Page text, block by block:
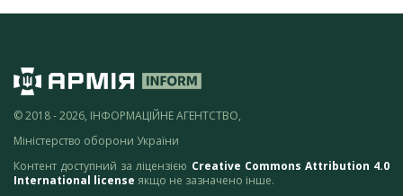
© 2018 - 2026, ІНФОРМАЦІЙНЕ АГЕНТСТВО,
Міністерство оборони України
Контент доступний за ліцензією Creative Commons Attribution 4.0
International license якщо не зазначено інше.